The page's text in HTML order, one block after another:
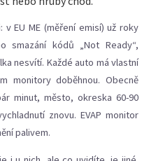
EU ME (měření emisí) už roky
smazání kódů „Not Ready“,
nesvítí. Každé auto má vlastní
monitory doběhnou. Obecně
minut, město, okreska 60-90
znovu. EVAP monitor
palivem.